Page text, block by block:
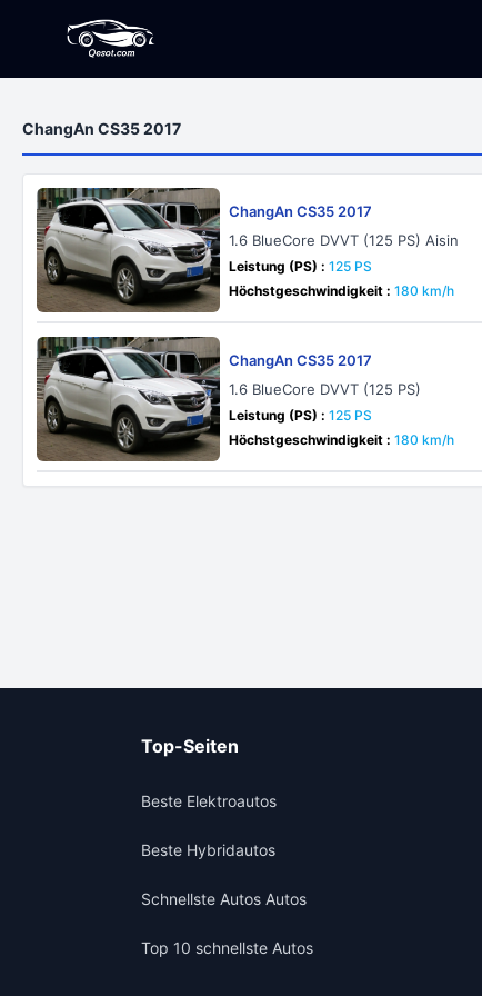
ChangAn CS35 2017
ChangAn CS35 2017
1.6 BlueCore DVVT (125 PS) Aisin
Leistung (PS) : 125 PS
Höchstgeschwindigkeit : 180 km/h
ChangAn CS35 2017
1.6 BlueCore DVVT (125 PS)
Leistung (PS) : 125 PS
Höchstgeschwindigkeit : 180 km/h
Top-Seiten
Beste Elektroautos
Beste Hybridautos
Schnellste Autos Autos
Top 10 schnellste Autos